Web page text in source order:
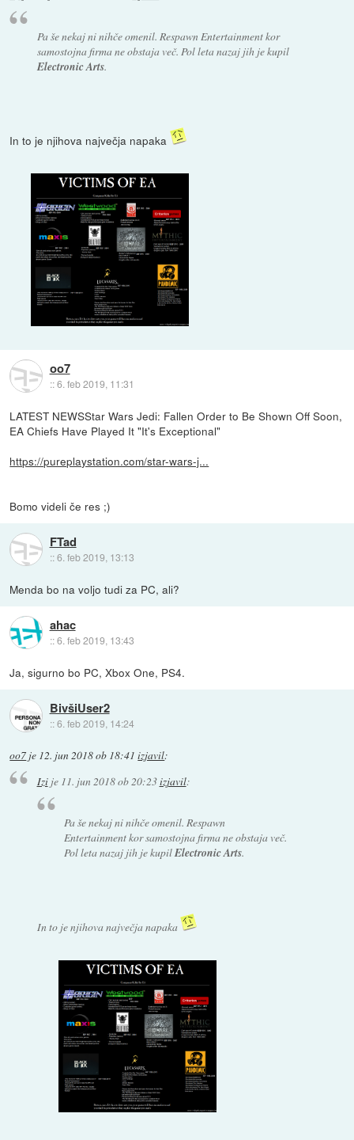
Pa še nekaj ni nihče omenil. Respawn Entertainment kor
samostojna firma ne obstaja več. Pol leta nazaj jih je kupil
Electronic Arts.
In to je njihova največja napaka
oo7
::6. feb 2019, 11:31
LATEST NEWSStar Wars Jedi: Fallen Order to Be Shown Off Soon,
EA Chiefs Have Played It "It's Exceptional"
https://pureplaystation.com/star-wars-j...
Bomo videli če res ;)
FTad
::6. feb 2019, 13:13
Menda bo na voljo tudi za PC, ali?
ahac
::6. feb 2019, 13:43
Ja, sigurno bo PC, Xbox One, PS4.
BivšiUser2
::6. feb 2019, 14:24
oo7 je 12. jun 2018 ob 18:41 izjavil:
Izije 11. jun 2018 ob 20:23izjavil:
Pa še nekaj ni nihče omenil. Respawn
Entertainment kor samostojna firma ne obstaja več.
Pol leta nazaj jih je kupilElectronic Arts.
In to je njihova največja napaka